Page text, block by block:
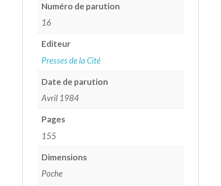
Numéro de parution
16
Editeur
Presses de la Cité
Date de parution
Avril 1984
Pages
155
Dimensions
Poche